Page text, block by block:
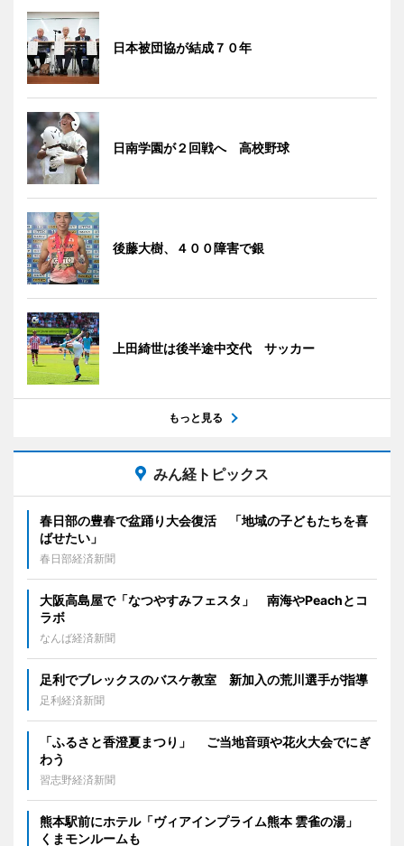
日本被団協が結成７０年
日南学園が２回戦へ 高校野球
後藤大樹、４００障害で銀
上田綺世は後半途中交代 サッカー
もっと見る
みん経トピックス
春日部の豊春で盆踊り大会復活 「地域の子どもたちを喜
ばせたい」
春日部経済新聞
大阪高島屋で「なつやすみフェスタ」 南海やPeachとコ
ラボ
なんば経済新聞
足利でブレックスのバスケ教室 新加入の荒川選手が指導
足利経済新聞
「ふるさと香澄夏まつり」 ご当地音頭や花火大会でにぎ
わう
習志野経済新聞
熊本駅前にホテル「ヴィアインプライム熊本 雲雀の湯」
くまモンルームも